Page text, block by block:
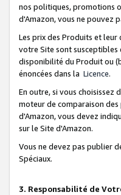
nos politiques, promotions
d'Amazon, vous ne pouvez
Les prix des Produits et
votre Site sont susceptibles
disponibilité du Produit ou
énoncées dans la Licence.
En outre, si vous
moteur de comparaison
d'Amazon, vous devez
sur le Site d'Amazon.
Vous ne devez pas publier
Spéciaux.
3. Responsabilité de